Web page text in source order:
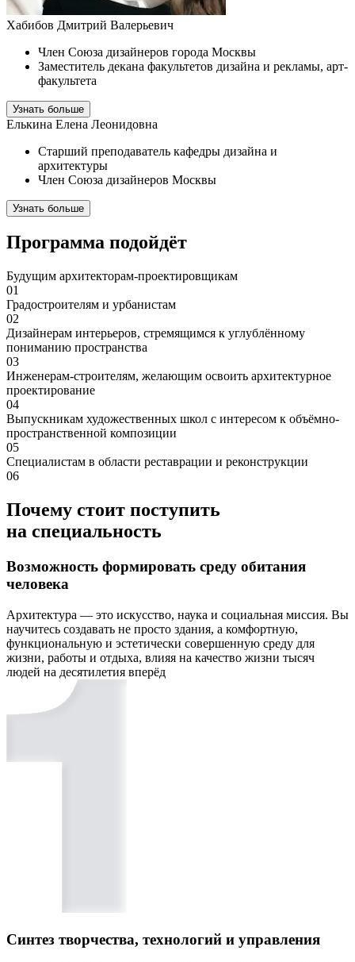
Хабибов Дмитрий Валерьевич
Член Союза дизайнеров города Москвы
Заместитель декана факультетов дизайна и рекламы, арт-
факультета
Узнать больше
Елькина Елена Леонидовна
Старший преподаватель кафедры дизайна и
архитектуры
Член Союза дизайнеров Москвы
Узнать больше
Программа подойдёт
Будущим архитекторам-проектировщикам
01
Градостроителям и урбанистам
02
Дизайнерам интерьеров, стремящимся к углублённому
пониманию пространства
03
Инженерам-строителям, желающим освоить архитектурное
проектирование
04
Выпускникам художественных школ с интересом к объёмно-
пространственной композиции
05
Специалистам в области реставрации и реконструкции
06
Почему стоит поступить
на специальность
Возможность формировать среду обитания
человека
Архитектура — это искусство, наука и социальная миссия. Вы
научитесь создавать не просто здания, а комфортную,
функциональную и эстетически совершенную среду для
жизни, работы и отдыха, влияя на качество жизни тысяч
людей на десятилетия вперёд
Синтез творчества, технологий и управления